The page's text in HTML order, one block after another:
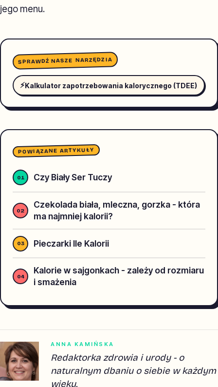
jego menu.
SPRAWDŹ NASZE NARZĘDZIA
⚡Kalkulator zapotrzebowania kalorycznego (TDEE)
POWIĄZANE ARTYKUŁY
Czy Biały Ser Tuczy
Czekolada biała, mleczna, gorzka - która
ma najmniej kalorii?
Pieczarki Ile Kalorii
Kalorie w sajgonkach - zależy od rozmiaru
i smażenia
ANNA KAMIŃSKA
Redaktorka zdrowia i urody - o
naturalnym dbaniu o siebie w każdym
wieku.